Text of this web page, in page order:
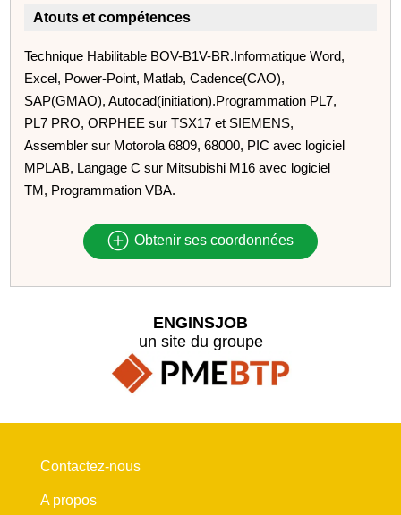
Atouts et compétences
Technique Habilitable BOV-B1V-BR.Informatique Word,
Excel, Power-Point, Matlab, Cadence(CAO),
SAP(GMAO), Autocad(initiation).Programmation PL7,
PL7 PRO, ORPHEE sur TSX17 et SIEMENS,
Assembler sur Motorola 6809, 68000, PIC avec logiciel
MPLAB, Langage C sur Mitsubishi M16 avec logiciel
TM, Programmation VBA.
Obtenir ses coordonnées
ENGINSJOB
un site du groupe
Contactez-nous
A propos